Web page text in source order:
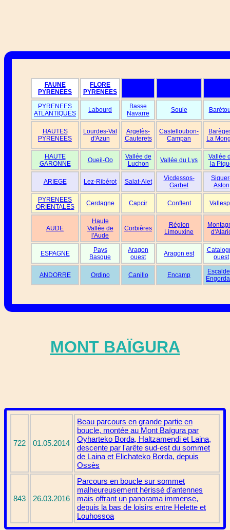
FAUNE
PYRENEES
FLORE
PYRENEES
PYRENEES
ATLANTIQUES
Labourd
Basse
Navarre
Soule
HAUTES
PYRENEES
Lourdes-Val
d'Azun
Argelès-
Cauterets
Castelloubon-
Campan
La
HAUTE
GARONNE
Oueil-Oo
Vallée de
Luchon
Vallée du Lys
Vallée
la
ARIEGE Lez-Ribérot Salat-Alet
Vicdessos-
Garbet
Aston
PYRENEES
ORIENTALES
Cerdagne Capcir Conflent
AUDE
Haute
Vallée de
l'Aude
Corbières
Région
Limouxine
ESPAGNE
Pays
Basque
Aragon
ouest
Aragon est
ouest
ANDORRE Ordino Canillo Encamp
MONT BAÏGURA
722 01.05.2014
Beau parcours en grande partie en
boucle, montée au Mont Baïgura par
Oyharteko Borda, Haltzamendi et Laina,
descente par l'arête sud-est du sommet
de Laina et Elichateko Borda, depuis
Ossès
843 26.03.2016
Parcours en boucle sur sommet
malheureusement hérissé d'antennes
mais offrant un panorama immense,
depuis la bas de loisirs entre Helette et
Louhossoa